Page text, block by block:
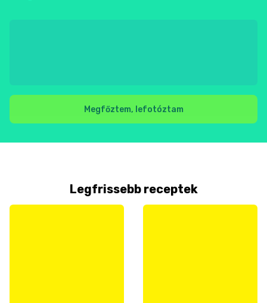
Megfőztem, lefotóztam
Legfrissebb receptek